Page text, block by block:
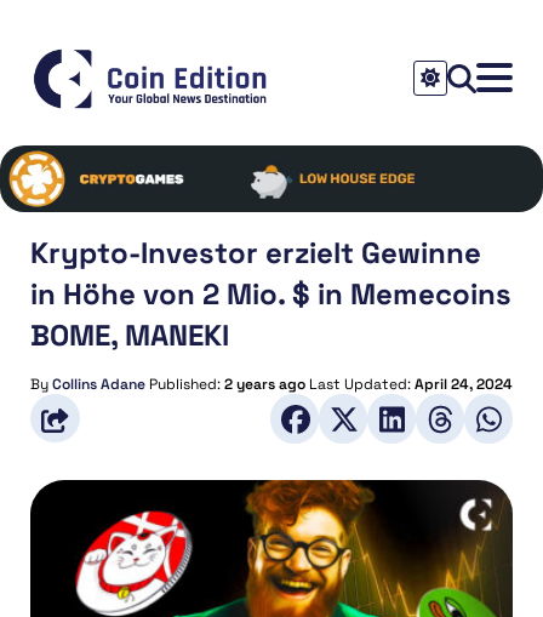
Krypto-Investor erzielt Gewinne
in Höhe von 2 Mio. $ in Memecoins
BOME, MANEKI
ByCollins Adane Published:2 years ago Last Updated:April 24, 2024